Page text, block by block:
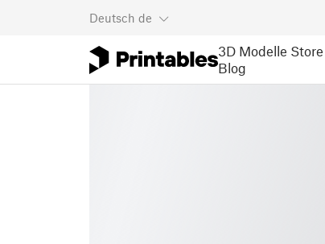
Deutsch de
3D Modelle Store
Blog